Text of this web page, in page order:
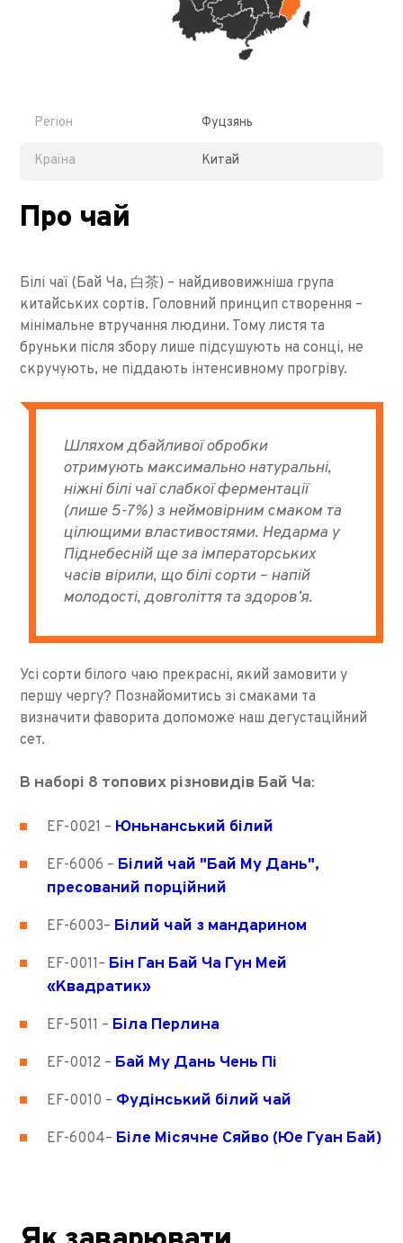
Регіон Фуцзянь
Країна Китай
Про чай
Білі чаї (Бай Ча, 白茶) – найдивовижніша група
китайських сортів. Головний принцип створення –
мінімальне втручання людини. Тому листя та
бруньки після збору лише підсушують на сонці, не
скручують, не піддають інтенсивному прогріву.
Шляхом дбайливої обробки
отримують максимально натуральні,
ніжні білі чаї слабкої ферментації
(лише 5-7%) з неймовірним смаком та
цілющими властивостями. Недарма у
Піднебесній ще за імператорських
часів вірили, що білі сорти – напій
молодості, довголіття та здоров’я.
Усі сорти білого чаю прекрасні, який замовити у
першу чергу? Познайомитись зі смаками та
визначити фаворита допоможе наш дегустаційний
сет.
В наборі 8 топових різновидів Бай Ча:
EF-0021 – Юньнанський білий
EF-6006 – Білий чай "Бай Му Дань",
пресований порційний
EF-6003– Білий чай з мандарином
EF-0011– Бін Ган Бай Ча Гун Мей
«Квадратик»
EF-5011 – Біла Перлина
EF-0012 – Бай Му Дань Чень Пі
EF-0010 – Фудінський білий чай
EF-6004– Біле Місячне Сяйво (Юе Гуан Бай)